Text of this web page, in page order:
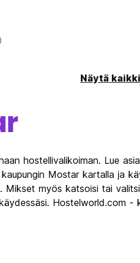
Näytä
hostellivalikoiman. Lue
Mostar kartalla ja
Mikset myös katsoisi tai
Hostelworld.com -